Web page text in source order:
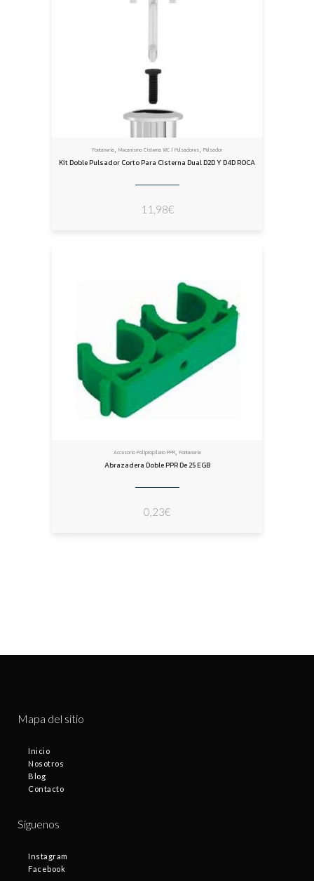
Fontanería, Mecanismo Cisterna WC / Pulsadores, Pulsador
Kit Doble Pulsador Corto Para Cisterna Dual D2D Y D4D ROCA
11,98€
Accesorio Polipropileno PPR, Fontanería
Abrazadera Doble PPR De 25 EGB
0,23€
Mapa del sitio
Inicio
Nosotros
Blog
Contacto
Síguenos
Instagram
Facebook